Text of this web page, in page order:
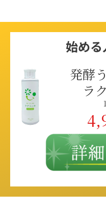
始め
発酵
ラ